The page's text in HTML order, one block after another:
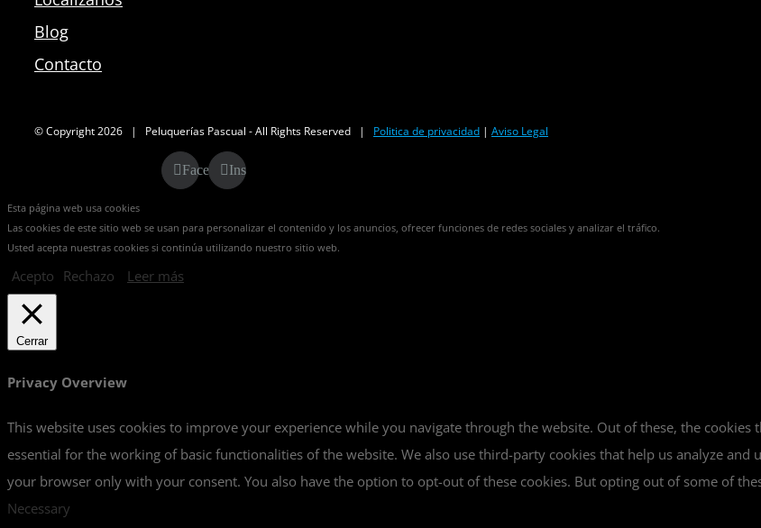
Blog
Contacto
© Copyright2026 | Peluquerías Pascual - All Rights Reserved | Politica de privacidad | Aviso Legal
FacebookInstagram
Esta página web usa cookies
Las cookies de este sitio web se usan para personalizar el contenido y los anuncios, ofrecer funciones de redes sociales y analizar el tráfico.
Usted acepta nuestras cookies si continúa utilizando nuestro sitio web.
Acepto Rechazo Leer más
Cerrar
Privacy Overview
This website uses cookies to improve your experience while you navigate through the website. Out of these, the
essential for the working of basic functionalities of the website. We also use third-party cookies that help us analyze
your browser only with your consent. You also have the option to opt-out of these cookies. But opting out of some of
Necessary